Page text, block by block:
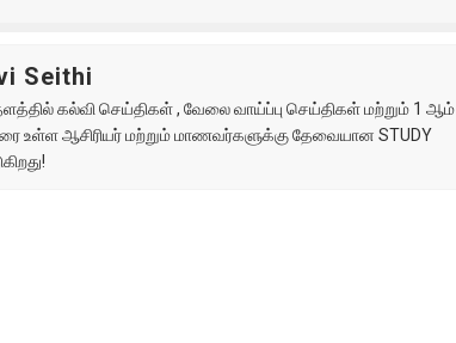
Seithi
கல்வி செய்திகள் , வேலை வாய்ப்பு செய்திகள் மற்றும் 1 ஆம்
உள்ள ஆசிரியர் மற்றும் மாணவர்களுக்கு தேவையான STUDY